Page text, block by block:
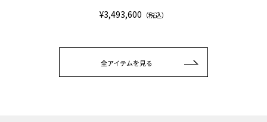
¥3,493,600 （税込）
全アイテムを見る